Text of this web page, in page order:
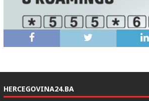
HERCEGOVINA24.BA